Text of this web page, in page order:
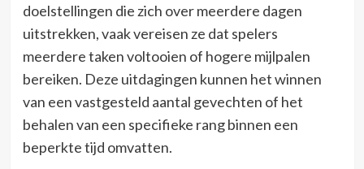
doelstellingen die zich over meerdere dagen
uitstrekken, vaak vereisen ze dat spelers
meerdere taken voltooien of hogere mijlpalen
bereiken. Deze uitdagingen kunnen het winnen
van een vastgesteld aantal gevechten of het
behalen van een specifieke rang binnen een
beperkte tijd omvatten.